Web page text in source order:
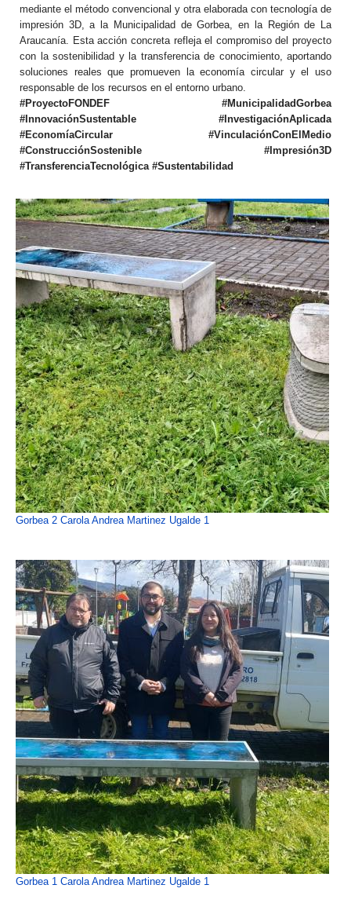
mediante el método convencional y otra elaborada con tecnología de
impresión 3D, a la Municipalidad de Gorbea, en la Región de La
Araucanía. Esta acción concreta refleja el compromiso del proyecto
con la sostenibilidad y la transferencia de conocimiento, aportando
soluciones reales que promueven la economía circular y el uso
responsable de los recursos en el entorno urbano.
#ProyectoFONDEF #MunicipalidadGorbea
#InnovaciónSustentable #InvestigaciónAplicada
#EconomíaCircular #VinculaciónConElMedio
#ConstrucciónSostenible #Impresión3D
#TransferenciaTecnológica #Sustentabilidad
Gorbea 2 Carola Andrea Martinez Ugalde 1
Gorbea 1 Carola Andrea Martinez Ugalde 1